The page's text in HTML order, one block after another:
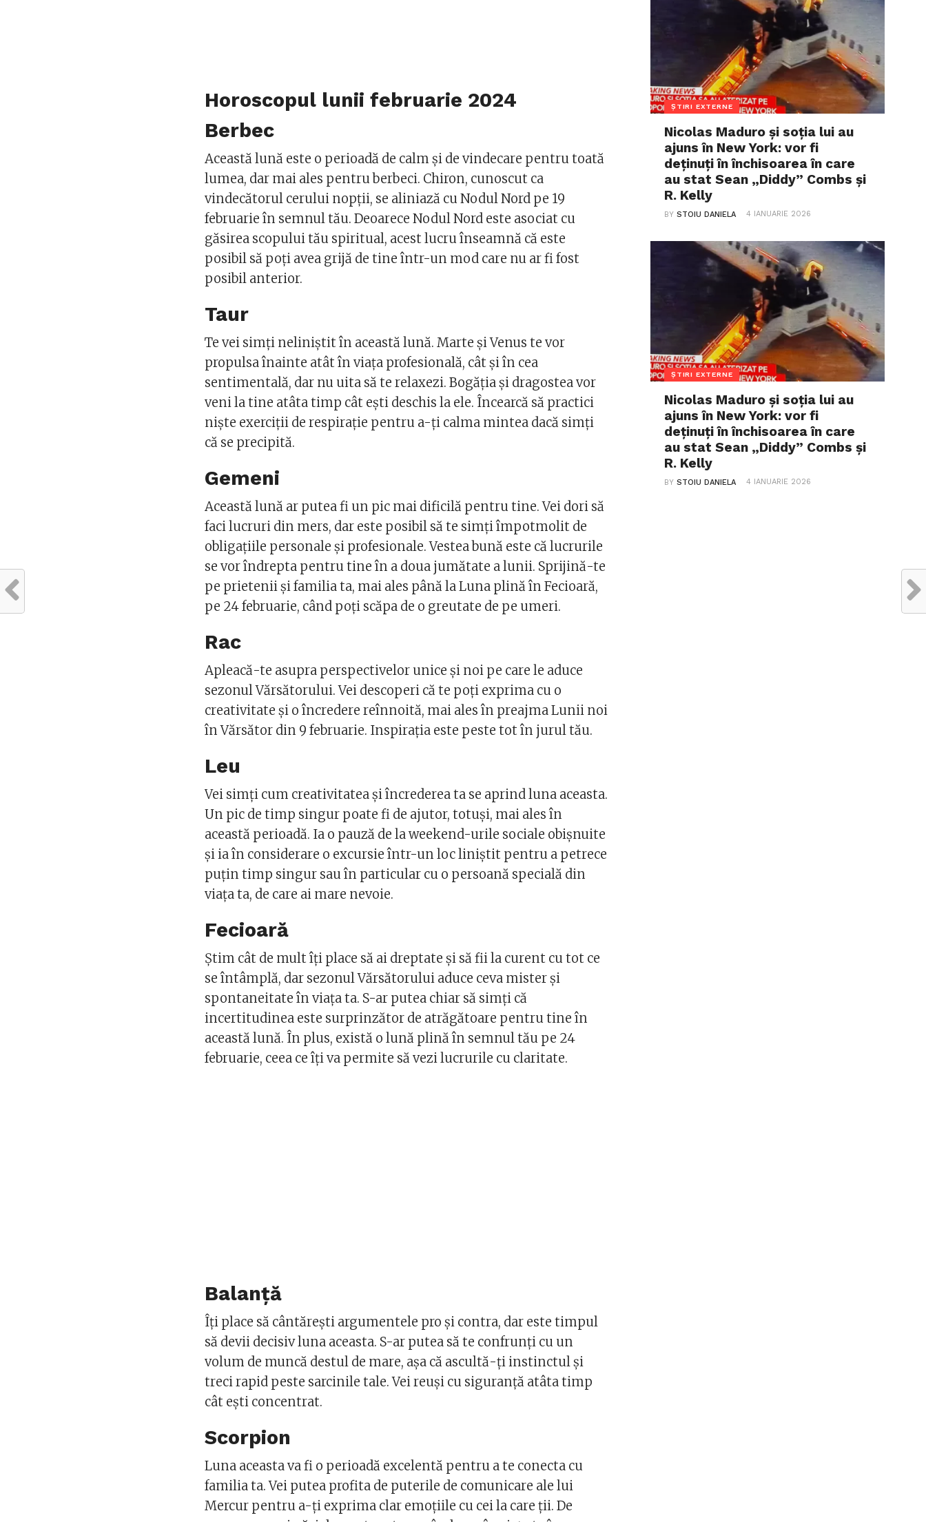
Horoscopul lunii februarie 2024
Berbec
Această lună este o perioadă de calm și de vindecare pentru toată
lumea, dar mai ales pentru berbeci. Chiron, cunoscut ca
vindecătorul cerului nopții, se aliniază cu Nodul Nord pe 19
februarie în semnul tău. Deoarece Nodul Nord este asociat cu
găsirea scopului tău spiritual, acest lucru înseamnă că este
posibil să poți avea grijă de tine într-un mod care nu ar fi fost
posibil anterior.
Taur
Te vei simți neliniștit în această lună. Marte și Venus te vor
propulsa înainte atât în viața profesională, cât și în cea
sentimentală, dar nu uita să te relaxezi. Bogăția și dragostea vor
veni la tine atâta timp cât ești deschis la ele. Încearcă să practici
niște exerciții de respirație pentru a-ți calma mintea dacă simți
că se precipită.
Gemeni
Această lună ar putea fi un pic mai dificilă pentru tine. Vei dori să
faci lucruri din mers, dar este posibil să te simți împotmolit de
obligațiile personale și profesionale. Vestea bună este că lucrurile
se vor îndrepta pentru tine în a doua jumătate a lunii. Sprijină-te
pe prietenii și familia ta, mai ales până la Luna plină în Fecioară,
pe 24 februarie, când poți scăpa de o greutate de pe umeri.
Rac
Apleacă-te asupra perspectivelor unice și noi pe care le aduce
sezonul Vărsătorului. Vei descoperi că te poți exprima cu o
creativitate și o încredere reînnoită, mai ales în preajma Lunii noi
în Vărsător din 9 februarie. Inspirația este peste tot în jurul tău.
Leu
Vei simți cum creativitatea și încrederea ta se aprind luna aceasta.
Un pic de timp singur poate fi de ajutor, totuși, mai ales în
această perioadă. Ia o pauză de la weekend-urile sociale obișnuite
și ia în considerare o excursie într-un loc liniștit pentru a petrece
puțin timp singur sau în particular cu o persoană specială din
viața ta, de care ai mare nevoie.
Fecioară
Știm cât de mult îți place să ai dreptate și să fii la curent cu tot ce
se întâmplă, dar sezonul Vărsătorului aduce ceva mister și
spontaneitate în viața ta. S-ar putea chiar să simți că
incertitudinea este surprinzător de atrăgătoare pentru tine în
această lună. În plus, există o lună plină în semnul tău pe 24
februarie, ceea ce îți va permite să vezi lucrurile cu claritate.
Balanță
Îți place să cântărești argumentele pro și contra, dar este timpul
să devii decisiv luna aceasta. S-ar putea să te confrunți cu un
volum de muncă destul de mare, așa că ascultă-ți instinctul și
treci rapid peste sarcinile tale. Vei reuși cu siguranță atâta timp
cât ești concentrat.
Scorpion
Luna aceasta va fi o perioadă excelentă pentru a te conecta cu
familia ta. Vei putea profita de puterile de comunicare ale lui
Mercur pentru a-ți exprima clar emoțiile cu cei la care ții. De
ȘTIRI EXTERNE
Nicolas Maduro și soția lui au
ajuns în New York: vor fi
deținuți în închisoarea în care
au stat Sean „Diddy” Combs și
R. Kelly
BYSTOIU DANIELA 4 IANUARIE 2026
ȘTIRI EXTERNE
Nicolas Maduro și soția lui au
ajuns în New York: vor fi
deținuți în închisoarea în care
au stat Sean „Diddy” Combs și
R. Kelly
BYSTOIU DANIELA 4 IANUARIE 2026